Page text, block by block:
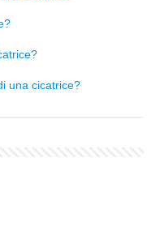
una cicatrice?